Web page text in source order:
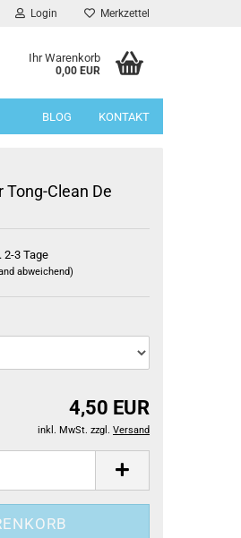
Login Merkzettel
Ihr Warenkorb
0,00 EUR
BLOG KONTAKT
Clean De
2-3 Tage
abweichend)
4,50 EUR
inkl. MwSt. zzgl. Versand